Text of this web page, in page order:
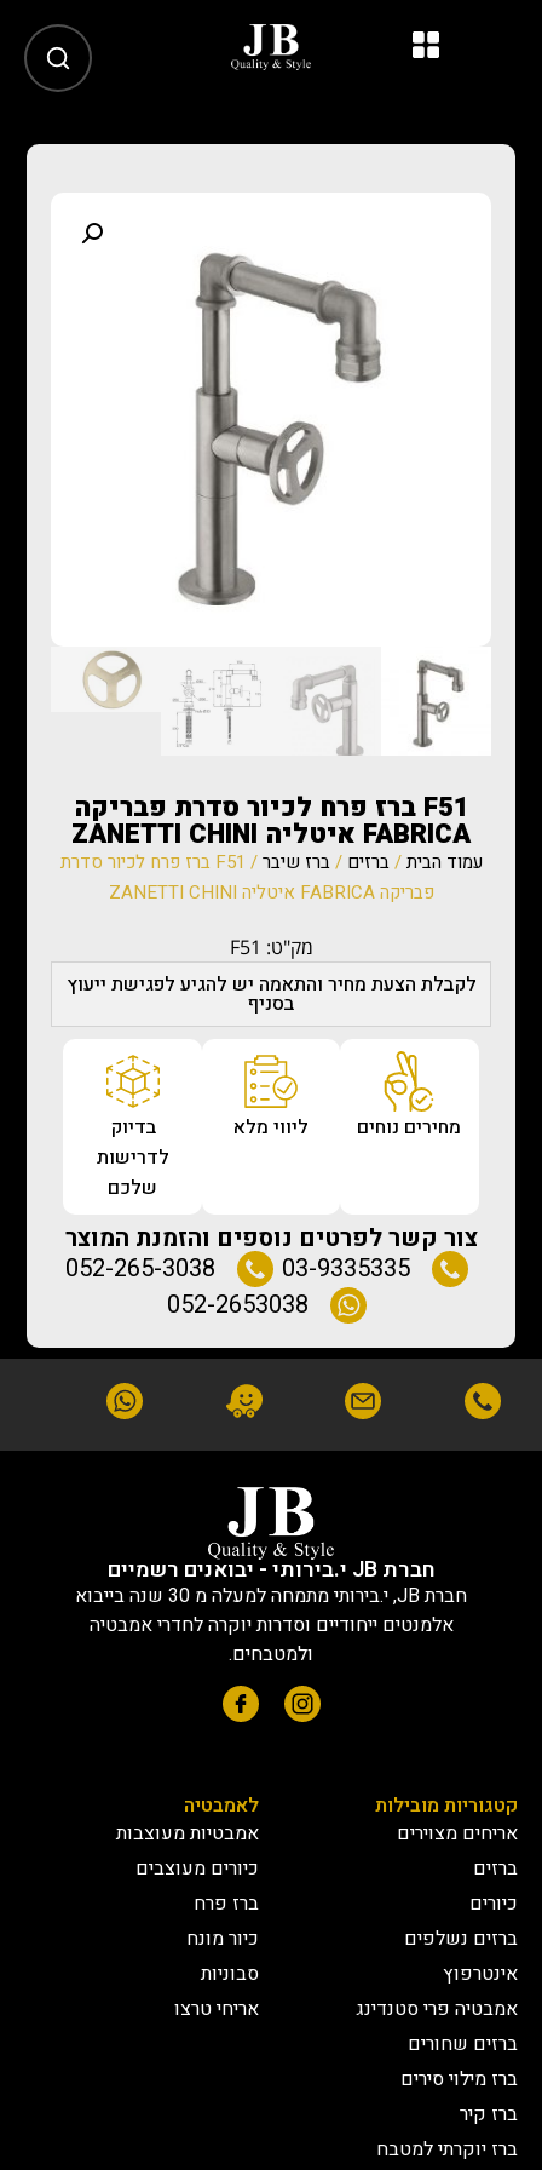
F51 ברז פרח לכיור סדרת פבריקה
FABRICA איטליה ZANETTI CHINI
עמוד הבית/ברזים /ברז שיבר
/ F51 ברז פרח לכיור סדרת
פבריקה FABRICA איטליה ZANETTI CHINI
מק"ט: F51
לקבלת הצעת מחיר והתאמה יש להגיע לפגישת ייעוץ
בסניף
מחירים נוחים ליווי מלא
בדיוק
לדרישות
שלכם
צור קשר לפרטים נוספים והזמנת המוצר
03-9335335
052-265-3038
052-2653038
חברת JB י.בירותי - יבואנים רשמיים
חברת JB, י.בירותי מתמחה למעלה מ 30 שנה בייבוא
אלמנטים ייחודיים וסדרות יוקרה לחדרי אמבטיה
ולמטבחים.
קטגוריות מובילות
אריחים מצוירים
ברזים
כיורים
ברזים נשלפים
אינטרפוץ
אמבטיה פרי סטנדינג
ברזים שחורים
ברז מילוי סירים
ברז קיר
ברז יוקרתי למטבח
לאמבטיה
אמבטיות מעוצבות
כיורים מעוצבים
ברז פרח
כיור מונח
סבוניות
אריחי טרצו